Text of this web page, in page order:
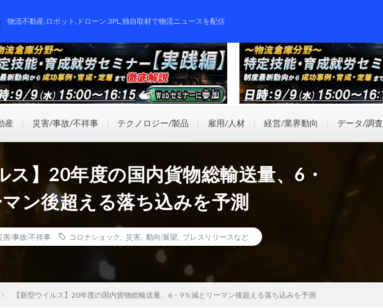
物流不動産,ロボット,ドローン,3PL,独自取材で物流ニュースを配信
産 災害/事故/不祥事 テクノロジー/製品 雇用/人材 経営/業界動向 データ/調査
ス】20年度の国内貨物総輸送量、6・
ン後超える落ち込みを予測
害/事故/不祥事 コロナショック 災害 動向/展望 プレスリリースなど
【新型ウイルス】20年度の国内貨物総輸送量、6・9％減とリーマン後超える落ち込みを予測